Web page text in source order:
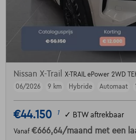
Nissan X-Trail
X-TRAIL ePower 2WD
06/2026
9 km Hybride Automaat
€44.150 1 ✓ BTW aftrekbaar
Vanaf €666,64/maand met een